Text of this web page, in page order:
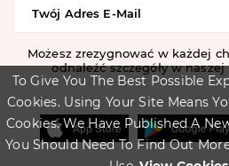
To Give You The Best Possible
Cookies. Using Your Site Means
Cookies. We Have Published A
You Should Need To Find Out
Możesz zrezygnować w każdej
odnaleźć szczegóły w